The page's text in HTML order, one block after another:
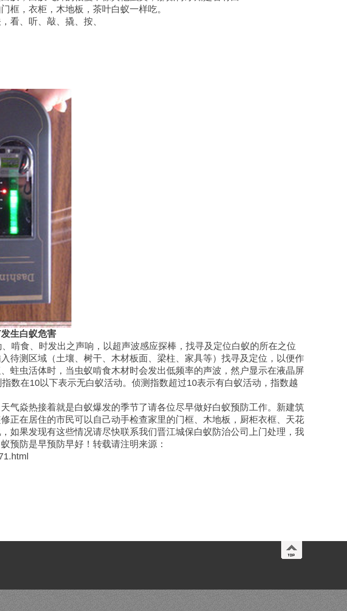
框，衣柜，木地板，茶叶白蚁一样吃。
看、听、敲、撬、按、
生白蚁危害
啃食、时发出之声响，以超声波感应探棒，找寻及定位白蚁的所在之位
待测区域（土壤、树干、木材板面、梁柱、家具等）找寻及定位，以便作
蛀虫活体时，当虫蚁啃食木材时会发出低频率的声波，然户显示在液晶屏
数在10以下表示无白蚁活动。侦测指数超过10表示有白蚁活动，指数越
气焱热接着就是白蚁爆发的季节了请各位尽早做好白蚁预防工作。新建筑
正在居住的市民可以自己动手检查家里的门框、木地板，厨柜衣框、天花
如果发现有这些情况请尽快联系我们晋江城保白蚁防治公司上门处理，我
预防是早预防早好！转载请注明来源：